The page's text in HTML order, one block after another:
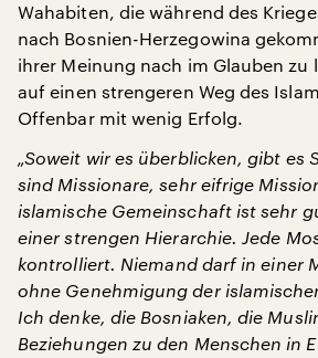
Wahabiten, die während des
nach Bosnien-Herzegowina
ihrer Meinung nach im Glauben zu
auf einen strengeren Weg des
Offenbar mit wenig Erfolg.
„Soweit wir es überblicken, gibt es
sind Missionare, sehr eifrige
islamische Gemeinschaft ist sehr
einer strengen Hierarchie. Jede
kontrolliert. Niemand darf in einer
ohne Genehmigung der
Ich denke, die Bosniaken, die
Beziehungen zu den Menschen in